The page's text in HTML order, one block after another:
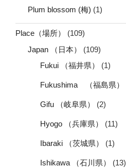
Plum blossom (梅) (1)
Place（場所）
(109)
Japan （日本）
(109)
Fukui （福井県）
(1)
Fukushima （福島県）
Gifu （岐阜県） (2)
Hyogo （兵庫県） (11)
Ibaraki （茨城県） (1)
Ishikawa （石川県） (13)